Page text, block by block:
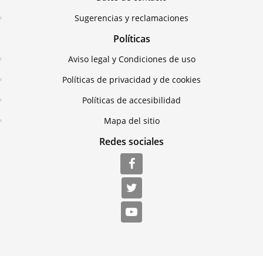
Sugerencias y reclamaciones
Políticas
Aviso legal y Condiciones de uso
Políticas de privacidad y de cookies
Políticas de accesibilidad
Mapa del sitio
Redes sociales